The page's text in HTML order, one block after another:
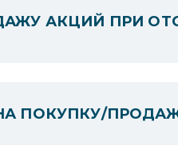
АКЦИЙ ПРИ
ПОКУПКУ/